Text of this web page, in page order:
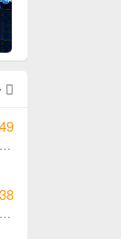
49
38